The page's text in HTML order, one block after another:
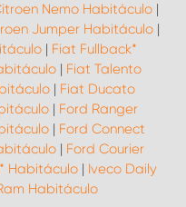
Nemo Habitáculo|
Jumper Habitáculo |
| Fiat Fullback*
| Fiat Talento
| Fiat Ducato
| Ford Ranger
| Ford Connect
| Ford Courier
Habitáculo | Iveco Daily
Habitáculo